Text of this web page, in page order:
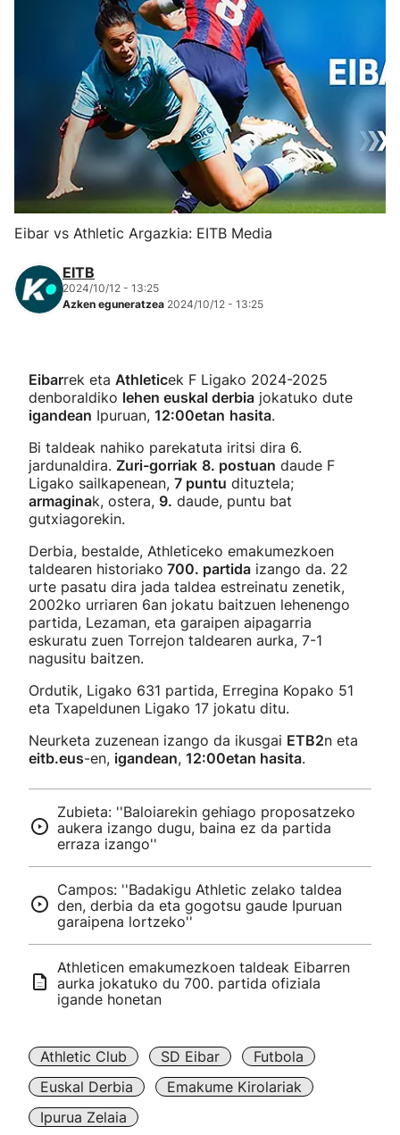
Herri-kirolak
Eskubaloia
Kirolak 360
Atletismoa
Mendi-lasterketak
Kirol gehiago
Eibar vs Athletic Argazkia: EITB Media
EITB
2024/10/12 - 13:25
Azken eguneratzea 2024/10/12 - 13:25
Eibarrek eta Athleticek F Ligako 2024-2025
denboraldiko lehen euskal derbia jokatuko dute
igandean Ipuruan, 12:00etan hasita.
Bi taldeak nahiko parekatuta iritsi dira 6.
jardunaldira. Zuri-gorriak 8. postuan daude F
Ligako sailkapenean, 7 puntu dituztela;
armaginak, ostera, 9. daude, puntu bat
gutxiagorekin.
Derbia, bestalde, Athleticeko emakumezkoen
taldearen historiako 700. partida izango da. 22
urte pasatu dira jada taldea estreinatu zenetik,
2002ko urriaren 6an jokatu baitzuen lehenengo
partida, Lezaman, eta garaipen aipagarria
eskuratu zuen Torrejon taldearen aurka, 7-1
nagusitu baitzen.
Ordutik, Ligako 631 partida, Erregina Kopako 51
eta Txapeldunen Ligako 17 jokatu ditu.
Neurketa zuzenean izango da ikusgai ETB2n eta
eitb.eus-en, igandean, 12:00etan hasita.
Zubieta: ''Baloiarekin gehiago proposatzeko
aukera izango dugu, baina ez da partida
erraza izango''
Campos: ''Badakigu Athletic zelako taldea
den, derbia da eta gogotsu gaude Ipuruan
garaipena lortzeko''
Athleticen emakumezkoen taldeak Eibarren
aurka jokatuko du 700. partida ofiziala
igande honetan
Athletic Club SD Eibar
Futbola
Euskal Derbia
Emakume Kirolariak
Ipurua Zelaia